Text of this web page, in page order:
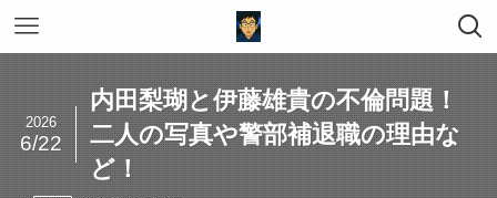
内田梨瑚と伊藤雄貴の不倫問題！
二人の写真や警部補退職の理由な
ど！
2026
6/22